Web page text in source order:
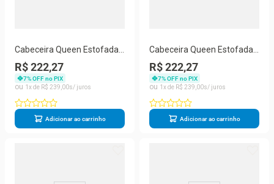
Cabeceira Queen Estofada
Cancun Bege
R$ 222,27
7% OFF no PIX
1
R$ 239 00
Adicionar ao carrinho
Cabeceira Queen Estofada
Cancun Marrom
R$ 222,27
7% OFF no PIX
1
R$ 239 00
Adicionar ao carrinho